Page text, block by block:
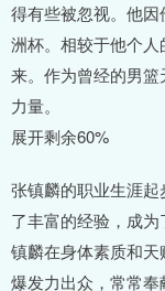
得有些被忽视。他
洲杯。相较于他个
来。作为曾经的男
力量。
展开剩余60%
张镇麟的职业生涯
了丰富的经验，成
镇麟在身体素质和
爆发力出众，常常奉